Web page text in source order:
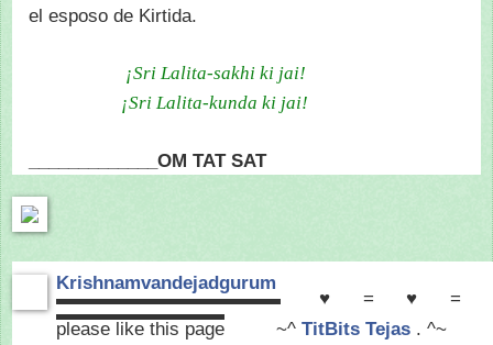
el esposo de Kirtida.
¡Sri Lalita-sakhi ki jai!
¡Sri Lalita-kunda ki jai!
_____________OM TAT SAT
Krishnamvandejadgurum
▬▬▬▬▬▬▬▬▬▬▬▬
▬▬▬▬▬▬▬▬▬
please like this page ~^ TitBits Tejas . ^~